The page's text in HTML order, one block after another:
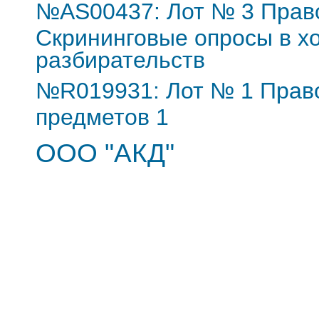
№AS00437: Лот № 3
Скрининговые опросы в
разбирательств
№R019931: Лот № 1 Право
предметов 1
ООО "АКД"